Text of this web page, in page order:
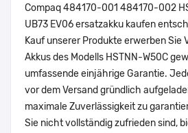
Compaq 484170-001 484170-002
UB73 EV06 ersatzakku kaufen
Kauf unserer Produkte erwerben Sie
Akkus des Modells HSTNN-W50C
umfassende einjährige Garantie.
vor dem Versand gründlich
maximale Zuverlässigkeit zu
Sie nicht vollständig zufrieden sind,